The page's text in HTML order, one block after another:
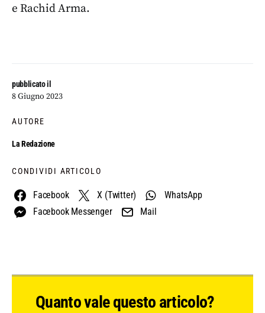
pubblicato il
8 Giugno 2023
AUTORE
La Redazione
CONDIVIDI ARTICOLO
Facebook X (Twitter)
WhatsApp
Facebook Messenger
Mail
e Rachid Arma.
Quanto vale questo articolo?